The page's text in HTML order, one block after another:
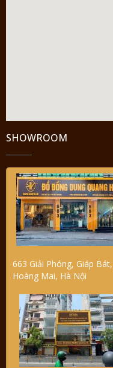
SHOWROOM
663 Giải Phóng, Giáp Bát,
Hoàng Mai, Hà Nội